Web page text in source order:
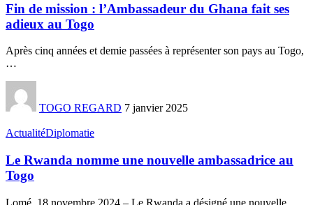
Fin de mission : l’Ambassadeur du Ghana fait ses
adieux au Togo
Après cinq années et demie passées à représenter son pays au Togo,
…
TOGO REGARD 7 janvier 2025
ActualitéDiplomatie
Le Rwanda nomme une nouvelle ambassadrice au
Togo
Lomé, 18 novembre 2024 – Le Rwanda a désigné une nouvelle